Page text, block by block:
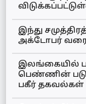
இந்து
அக்டோபர் வரை
இலங்கையில்
பெண்ணின்
பகீர் தகவல்கள்